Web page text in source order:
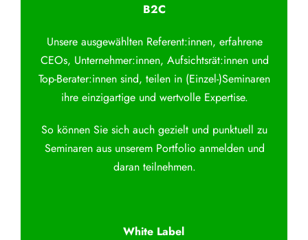
B2C
Unsere ausgewählten Referent:innen, erfahrene
CEOs, Unternehmer:innen, Aufsichtsrät:innen und
Top-Berater:innen sind, teilen in (Einzel-)Seminaren
ihre einzigartige und wertvolle Expertise.
So können Sie sich auch gezielt und punktuell zu
Seminaren aus unserem Portfolio anmelden und
daran teilnehmen.
White Label